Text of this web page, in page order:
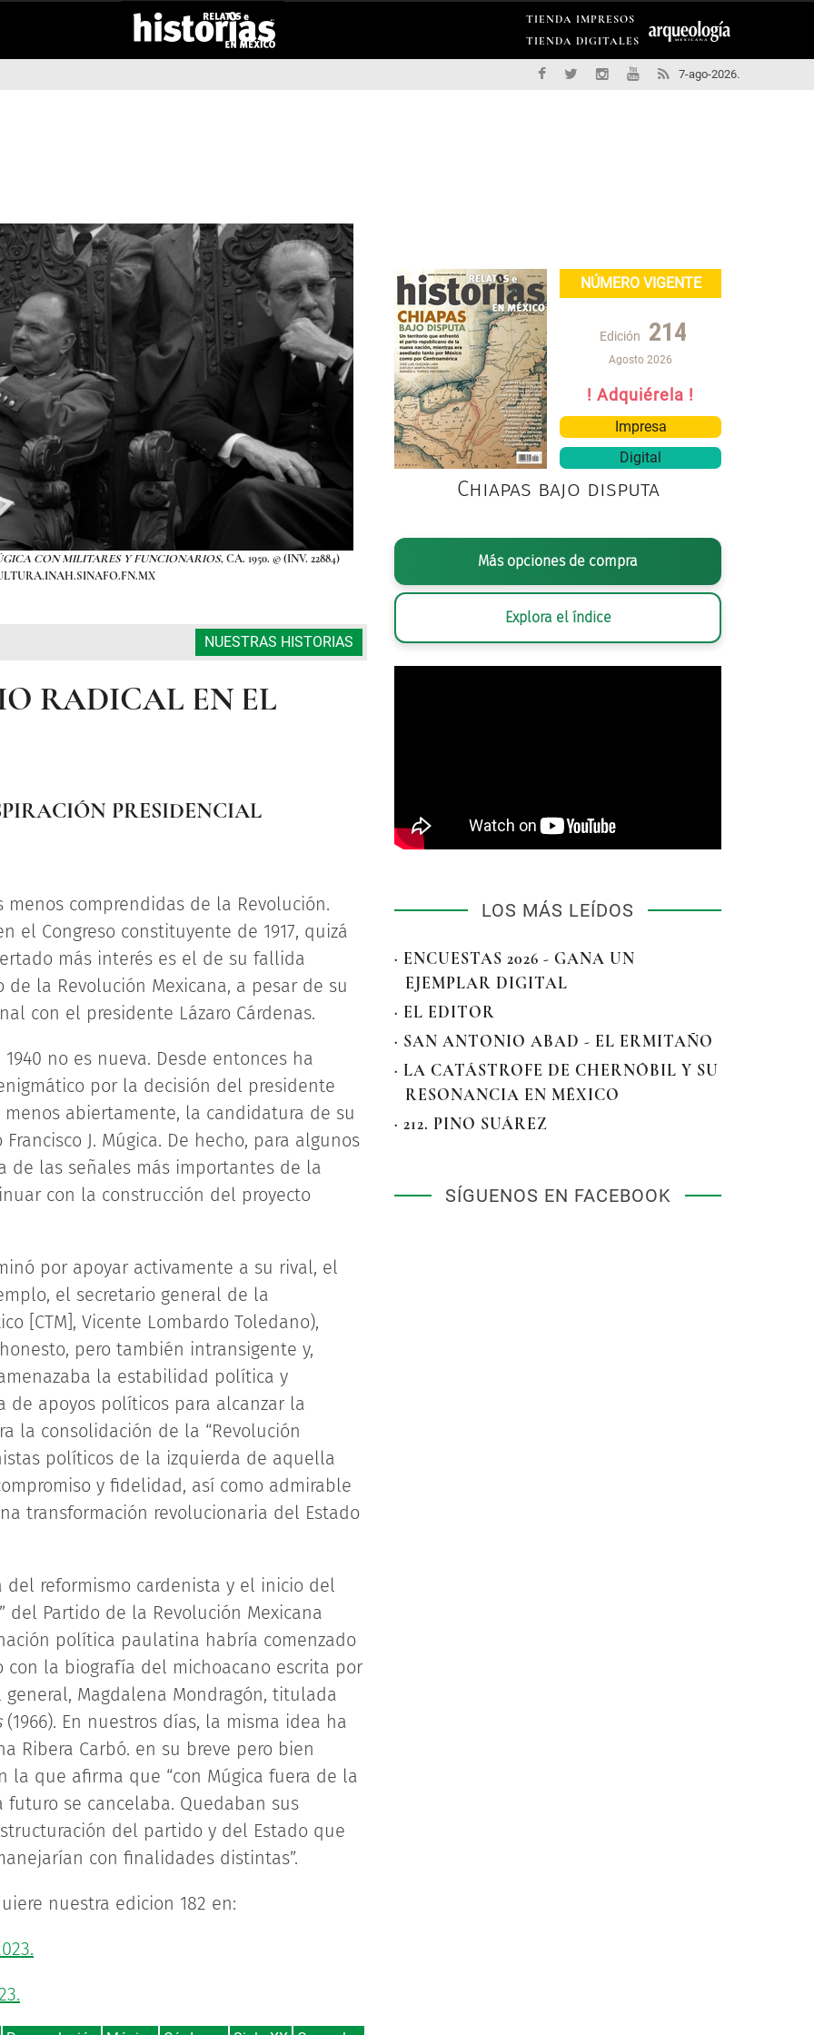
TIENDA IMPRESOS
TIENDA DIGITALES
7-ago-2026.
CON MILITARES Y FUNCIONARIOS, CA. 1950. © (INV. 22884)
FOTOGRAFÍA ANÓNIMA, GENERAL FRANCISCO J. MÚGICA CON MILITARES Y
SECRETARÍA DE CULTURA.INAH.SINAFO.FN.MX
NUESTRAS HISTORIAS
RADICAL EN EL
PRESIDENCIAL
comprendidas de la Revolución.
el Congreso constituyente de 1917, quizá
más interés es el de su fallida
la Revolución Mexicana, a pesar de su
con el presidente Lázaro Cárdenas.
no es nueva. Desde entonces ha
por la decisión del presidente
menos abiertamente, la candidatura de su
J. Múgica. De hecho, para algunos
de las señales más importantes de la
con la construcción del proyecto
por apoyar activamente a su rival, el
el secretario general de la
[CTM], Vicente Lombardo Toledano),
pero también intransigente y,
la estabilidad política y
apoyos políticos para alcanzar la
la consolidación de la “Revolución
políticos de la izquierda de aquella
y fidelidad, así como admirable
transformación revolucionaria del Estado
del reformismo cardenista y el inicio del
del Partido de la Revolución Mexicana
política paulatina habría comenzado
con la biografía del michoacano escrita por
Magdalena Mondragón, titulada
(1966). En nuestros días, la misma idea ha
Ribera Carbó. en su breve pero bien
la que afirma que “con Múgica fuera de la
futuro se cancelaba. Quedaban sus
del partido y del Estado que
con finalidades distintas”.
nuestra edicion 182 en:
NÚMERO VIGENTE
Edición 214
Agosto 2026
! Adquiérela !
Impresa
Digital
Chiapas bajo disputa
Más opciones de compra
Explora el índice
LOS MÁS LEÍDOS
· ENCUESTAS 2026 - GANA UN
EJEMPLAR DIGITAL
· EL EDITOR
· SAN ANTONIO ABAD - EL ERMITAÑO
· LA CATÁSTROFE DE CHERNÓBIL Y SU
RESONANCIA EN MÉXICO
· 212. PINO SUÁREZ
SÍGUENOS EN FACEBOOK